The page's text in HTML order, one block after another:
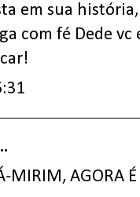
em sua
com fé Dede
MIRIM, AGORA É